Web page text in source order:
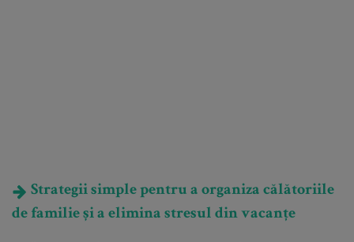
Strategii simple pentru a organiza călătoriile
de familie și a elimina stresul din vacanțe